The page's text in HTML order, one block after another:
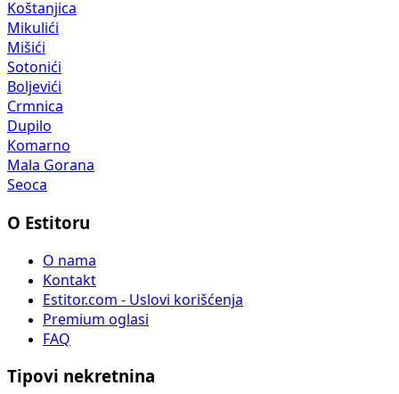
Koštanjica
Mikulići
Mišići
Sotonići
Boljevići
Crmnica
Dupilo
Komarno
Mala Gorana
Seoca
O Estitoru
O nama
Kontakt
Estitor.com - Uslovi korišćenja
Premium oglasi
FAQ
Tipovi nekretnina